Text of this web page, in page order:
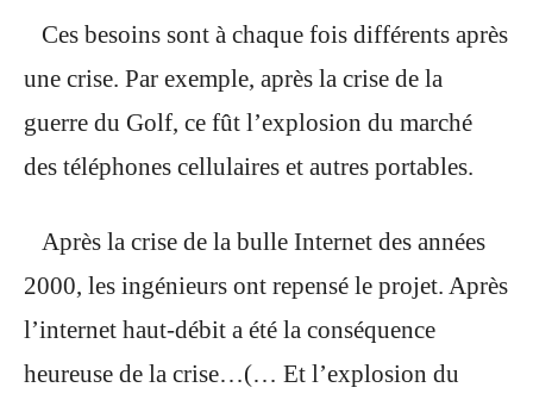
Ces besoins sont à chaque fois différents après
une crise. Par exemple, après la crise de la
guerre du Golf, ce fût l’explosion du marché
des téléphones cellulaires et autres portables.
Après la crise de la bulle Internet des années
2000, les ingénieurs ont repensé le projet. Après
l’internet haut-débit a été la conséquence
heureuse de la crise…(… Et l’explosion du